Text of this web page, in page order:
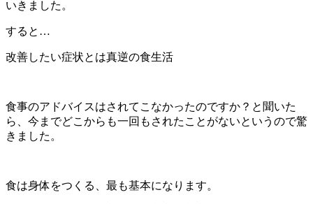
いきました。
すると…
改善したい症状とは真逆の食生活
食事のアドバイスはされてこなかったのですか？と聞いた
ら、今までどこからも一回もされたことがないというので驚
きました。
食は身体をつくる、最も基本になります。